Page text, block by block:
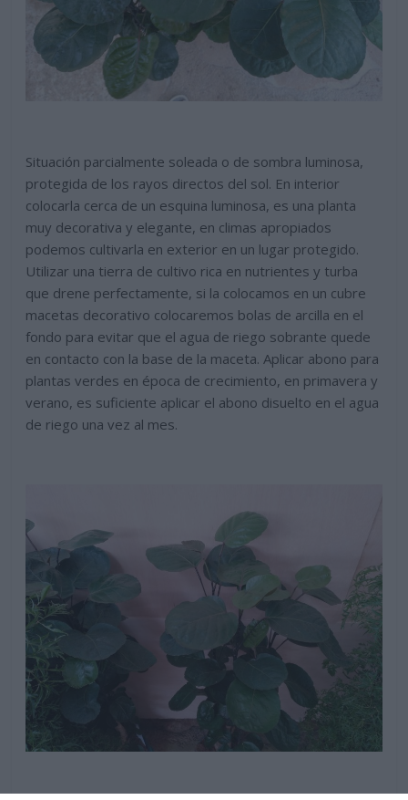
Situación parcialmente soleada o de sombra luminosa,
protegida de los rayos directos del sol. En interior
colocarla cerca de un esquina luminosa, es una planta
muy decorativa y elegante, en climas apropiados
podemos cultivarla en exterior en un lugar protegido.
Utilizar una tierra de cultivo rica en nutrientes y turba
que drene perfectamente, si la colocamos en un cubre
macetas decorativo colocaremos bolas de arcilla en el
fondo para evitar que el agua de riego sobrante quede
en contacto con la base de la maceta. Aplicar abono para
plantas verdes en época de crecimiento, en primavera y
verano, es suficiente aplicar el abono disuelto en el agua
de riego una vez al mes.